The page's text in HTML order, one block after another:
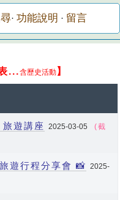
· 功能說明 · 留言
...含歷史活動 】
遊講座 2025-03-05
(截
遊行程分享會 📸 2025-